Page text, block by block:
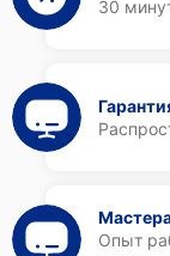
30
Опыт